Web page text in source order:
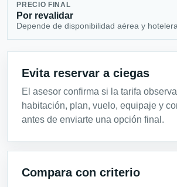
PRECIO FINAL
Por revalidar
Depende de disponibilidad aérea y hotelera
Evita reservar a ciegas
El asesor confirma si la tarifa
habitación, plan, vuelo, equipaje y
antes de enviarte una opción final.
Compara con criterio